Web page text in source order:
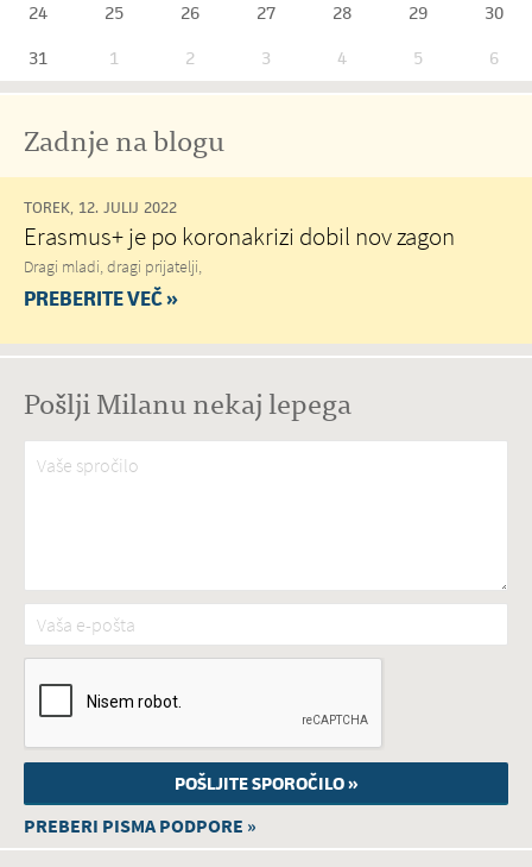
24
25 26 27 28 29
30
31
1 2 3 4 5 6
Zadnje na blogu
TOREK, 12. JULIJ 2022
Erasmus+ je po koronakrizi dobil nov zagon
Dragi mladi, dragi prijatelji,
PREBERITE VEČ »
Pošlji Milanu nekaj lepega
Vaše spročilo*
Vaša e-pošta*
PREBERI PISMA PODPORE »